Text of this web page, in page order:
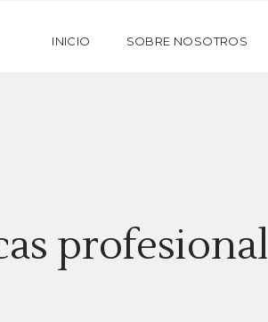
INICIO SOBRE NOSOTROS
profesional